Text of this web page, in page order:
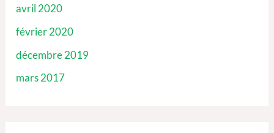
avril 2020
février 2020
décembre 2019
mars 2017